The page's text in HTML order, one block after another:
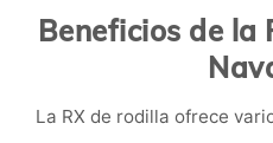
Beneficios de la
La RX de rodilla ofrece